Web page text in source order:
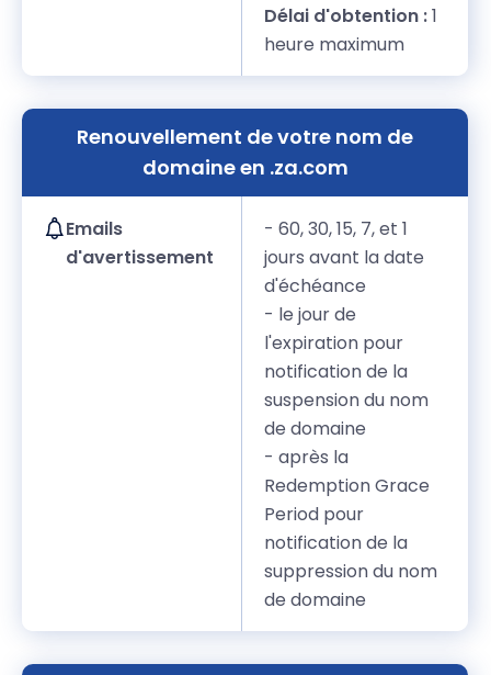
Délai d'obtention :1
heure maximum
Renouvellement de votre nom de
domaine en .za.com
Emails
d'avertissement
- 60, 30, 15, 7, et 1
jours avant la date
d'échéance
- le jour de
l'expiration pour
notification de la
suspension du nom
de domaine
- après la
Redemption Grace
Period pour
notification de la
suppression du nom
de domaine